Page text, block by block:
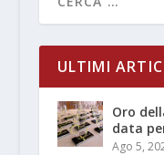
ULTIMI
Oro
data
Ago 5,